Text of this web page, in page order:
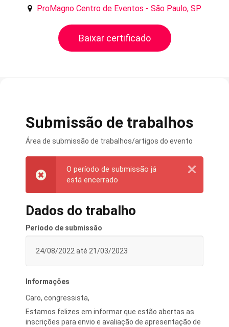
ProMagno Centro de Eventos - São Paulo, SP
Baixar certificado
Submissão de trabalhos
Área de submissão de trabalhos/artigos do evento
O período de submissão já
está encerrado
Dados do trabalho
Período de submissão
24/08/2022 até 21/03/2023
Informações
Caro, congressista,
Estamos felizes em informar que estão abertas as
inscrições para envio e avaliação de apresentação de